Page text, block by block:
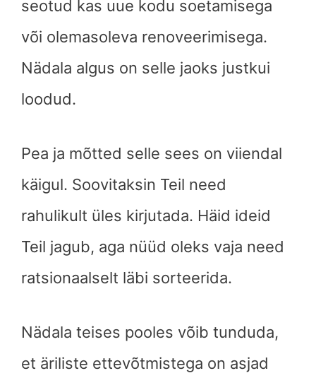
seotud kas uue kodu soetamisega
või olemasoleva renoveerimisega.
Nädala algus on selle jaoks justkui
loodud.
Pea ja mõtted selle sees on viiendal
käigul. Soovitaksin Teil need
rahulikult üles kirjutada. Häid ideid
Teil jagub, aga nüüd oleks vaja need
ratsionaalselt läbi sorteerida.
Nädala teises pooles võib tunduda,
et äriliste ettevõtmistega on asjad